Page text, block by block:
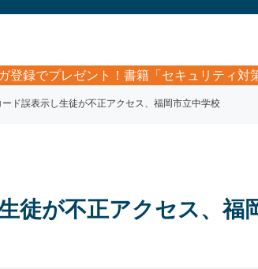
登録でプレゼント！書籍「セキュリティ対
ド誤表示し生徒が不正アクセス、福岡市立中学校
徒が不正アクセス、福